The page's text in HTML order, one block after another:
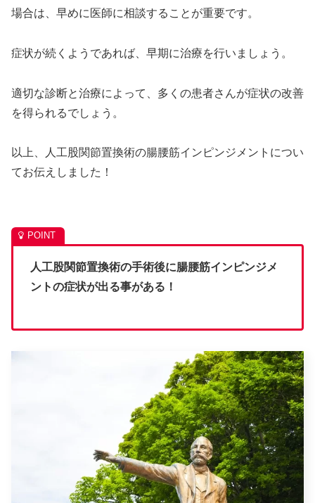
場合は、早めに医師に相談することが重要です。
症状が続くようであれば、早期に治療を行いましょう。
適切な診断と治療によって、多くの患者さんが症状の改善
を得られるでしょう。
以上、人工股関節置換術の腸腰筋インピンジメントについ
てお伝えしました！
人工股関節置換術の手術後に腸腰筋インピンジメ
ントの症状が出る事がある！